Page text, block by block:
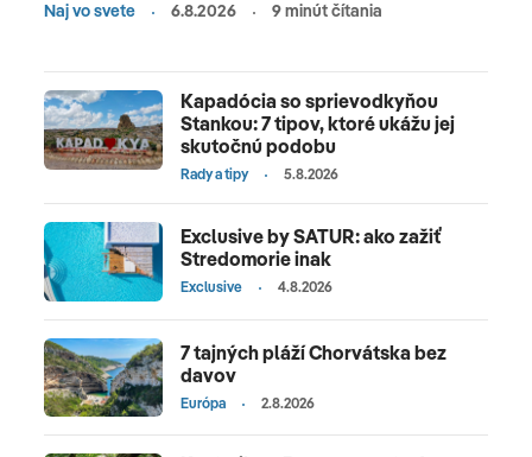
veselý život v letoviskách. Za dovolenku sa
služby. Egypt púta pozornosť celého sveta svojou
jedinečnou až tajomnou históriou, veľkolepou
kultúrou či dávnym dedičstvom. Pýši sa
jedinečnými monumentálnymi pamiatkami,
pyramídami a chrámami v Káhire, Luxore či
Karnaku, bohatým podmorským svetom a
unikátnymi korálovými útesmi. Turisti v Egypte
celoročne teplé počasie a more. Medzi obľúbené
letoviská patrí Hurghada, Marsa Alam, Marsa
Matrouh či Sharm el Sheikh.
Naj vo svete 6.8.2026 9 minút čítania
Kapadócia so sprievodkyňou
Stankou: 7 tipov, ktoré ukážu jej
skutočnú podobu
Rady a tipy 5.8.2026
Exclusive by SATUR: ako zažiť
Stredomorie inak
Exclusive 4.8.2026
7 tajných pláží Chorvátska bez
davov
Európa 2.8.2026